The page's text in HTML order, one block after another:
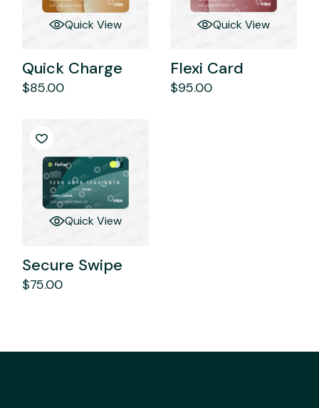
Quick View
Quick Charge
$85.00
Quick View
Flexi Card
$95.00
Quick View
Secure Swipe
$75.00